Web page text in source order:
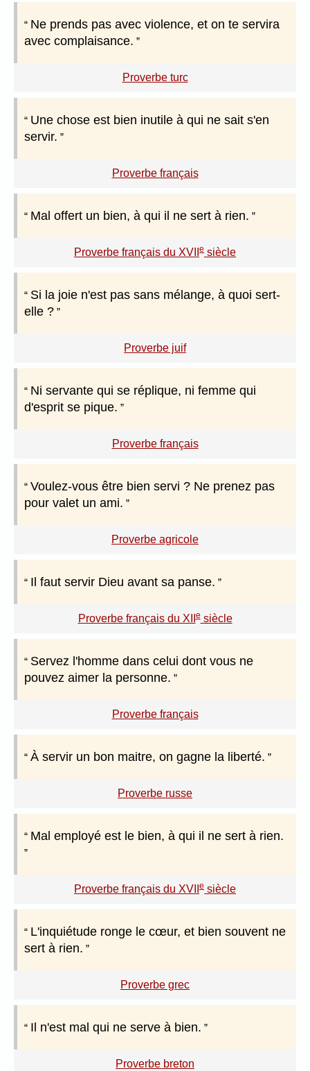
Ne prends pas avec violence, et on te servira
avec complaisance.
Proverbe turc
Une chose est bien inutile à qui ne sait s'en
servir.
Proverbe français
Mal offert un bien, à qui il ne sert à rien.
Proverbe français du XVII e siècle
Si la joie n'est pas sans mélange, à quoi sert-
elle ?
Proverbe juif
Ni servante qui se réplique, ni femme qui
d'esprit se pique.
Proverbe français
Voulez-vous être bien servi ? Ne prenez pas
pour valet un ami.
Proverbe agricole
Il faut servir Dieu avant sa panse.
Proverbe français du XIIesiècle
Servez l'homme dans celui dont vous ne
pouvez aimer la personne.
Proverbe français
À servir un bon maitre, on gagne la liberté.
Proverbe russe
Mal employé est le bien, à qui il ne sert à rien.
Proverbe français du XVII e siècle
L'inquiétude ronge le cœur, et bien souvent ne
sert à rien.
Proverbe grec
Il n'est mal qui ne serve à bien.
Proverbe breton